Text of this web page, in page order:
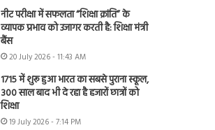
नीट परीक्षा में सफलता “शिक्षा क्रांति” के
व्यापक प्रभाव को उजागर करती है: शिक्षा मंत्री
बैंस
20 July 2026 - 11:43 AM
1715 में शुरू हुआ भारत का सबसे पुराना स्कूल,
300 साल बाद भी दे रहा है हजारों छात्रों को
शिक्षा
19 July 2026 - 7:14 PM